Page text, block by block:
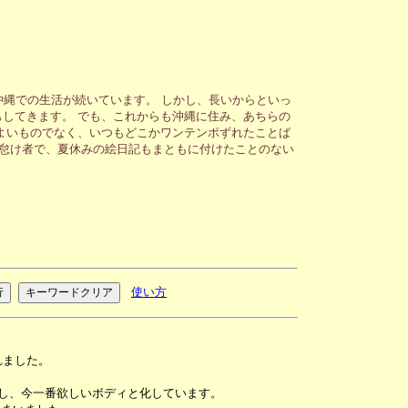
での生活が続いています。 しかし、長いからといっ
てきます。 でも、これからも沖縄に住み、あちらの
ものでなく、いつもどこかワンテンポずれたことば
け者で、夏休みの絵日記もまともに付けたことのない
使い方
した。
今一番欲しいボディと化しています。